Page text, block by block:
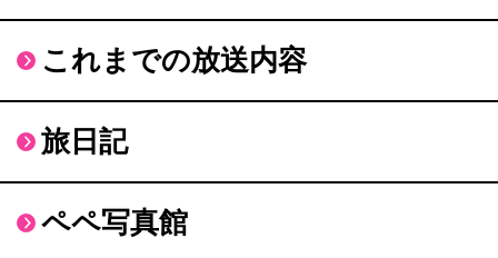
これまでの放送内容
旅日記
ペペ写真館